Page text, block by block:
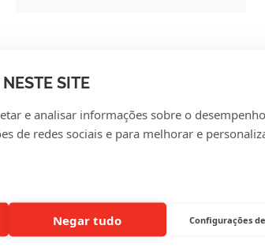
SITE
e analisar informações sobre o
de redes sociais e para melhorar e
Negar tudo Configurações
DE